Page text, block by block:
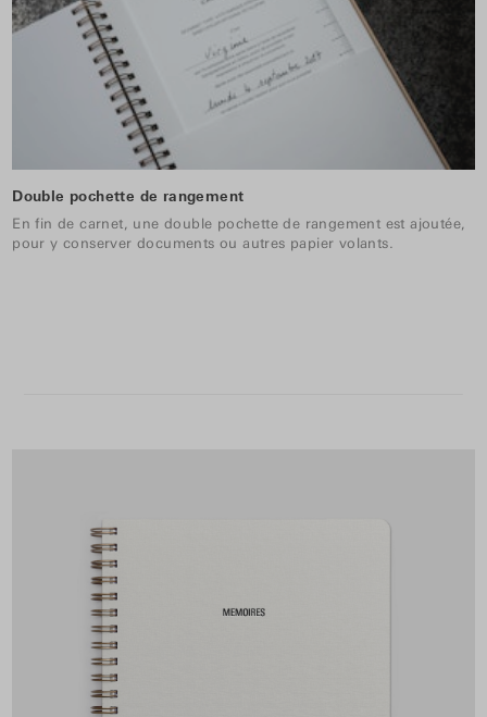
Double pochette de rangement
En fin de carnet, une double pochette de rangement est ajoutée,
pour y conserver documents ou autres papier volants.